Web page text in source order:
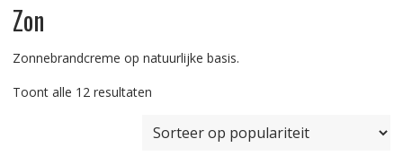
Zon
Zonnebrandcreme op natuurlijke basis.
Toont alle 12 resultatenGesorteerd
populariteit